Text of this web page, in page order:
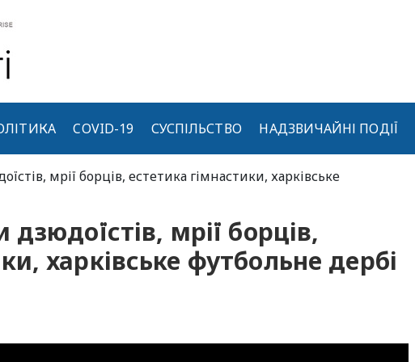
COVID-19 СУСПІЛЬСТВО НАДЗВИЧАЙНІ ПОДІЇ
мрії борців, естетика гімнастики, харківське
дзюдоїстів, мрії борців,
харківське футбольне дербі